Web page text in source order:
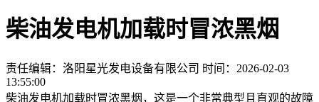
柴油发电机加载时冒浓黑烟
责任编辑：洛阳星光发电设备有限公司 时间：2026-02-03
13:55:00
柴油发电机加载时冒浓黑烟，这是一个非常典型且直观的故障